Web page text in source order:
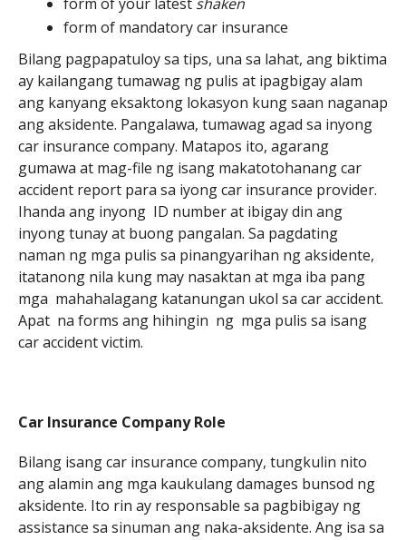
form of mandatory car insurance
Bilang pagpapatuloy sa tips, una sa lahat, ang biktima
ay kailangang tumawag ng pulis at ipagbigay alam
ang kanyang eksaktong lokasyon kung saan naganap
ang aksidente. Pangalawa, tumawag agad sa inyong
car insurance company. Matapos ito, agarang
gumawa at mag-file ng isang makatotohanang car
accident report para sa iyong car insurance provider.
Ihanda ang inyong ID number at ibigay din ang
inyong tunay at buong pangalan. Sa pagdating
naman ng mga pulis sa pinangyarihan ng aksidente,
itatanong nila kung may nasaktan at mga iba pang
mga mahahalagang katanungan ukol sa car accident.
Apat na forms ang hihingin ng mga pulis sa isang
car accident victim.
Car Insurance Company Role
Bilang isang car insurance company, tungkulin nito
ang alamin ang mga kaukulang damages bunsod ng
aksidente. Ito rin ay responsable sa pagbibigay ng
assistance sa sinuman ang naka-aksidente. Ang isa sa